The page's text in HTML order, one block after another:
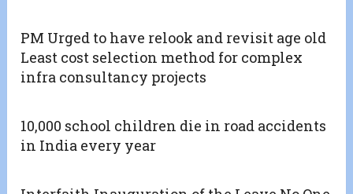
PM Urged to have relook and revisit age old
Least cost selection method for complex
infra consultancy projects
10,000 school children die in road accidents
in India every year